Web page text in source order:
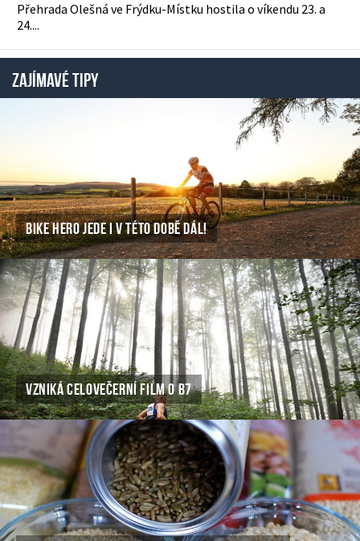
Přehrada Olešná ve Frýdku-Místku hostila o víkendu 23. a
24....
ZAJÍMAVÉ TIPY
BIKE HERO JEDE I V TÉTO DOBĚ DÁL!
VZNIKÁ CELOVEČERNÍ FILM O B7